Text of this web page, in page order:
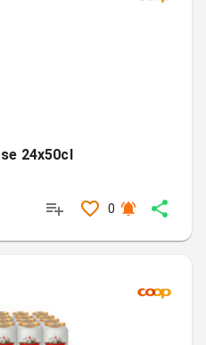
24x50cl
0